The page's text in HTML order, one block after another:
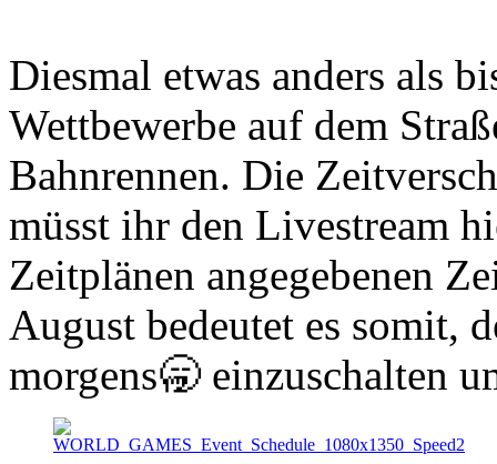
Diesmal etwas anders als
Wettbewerbe auf dem
Bahnrennen. Die
müsst ihr den Livestream
Zeitplänen angegebenen
August bedeutet es somit,
morgens🥱 einzuschalten